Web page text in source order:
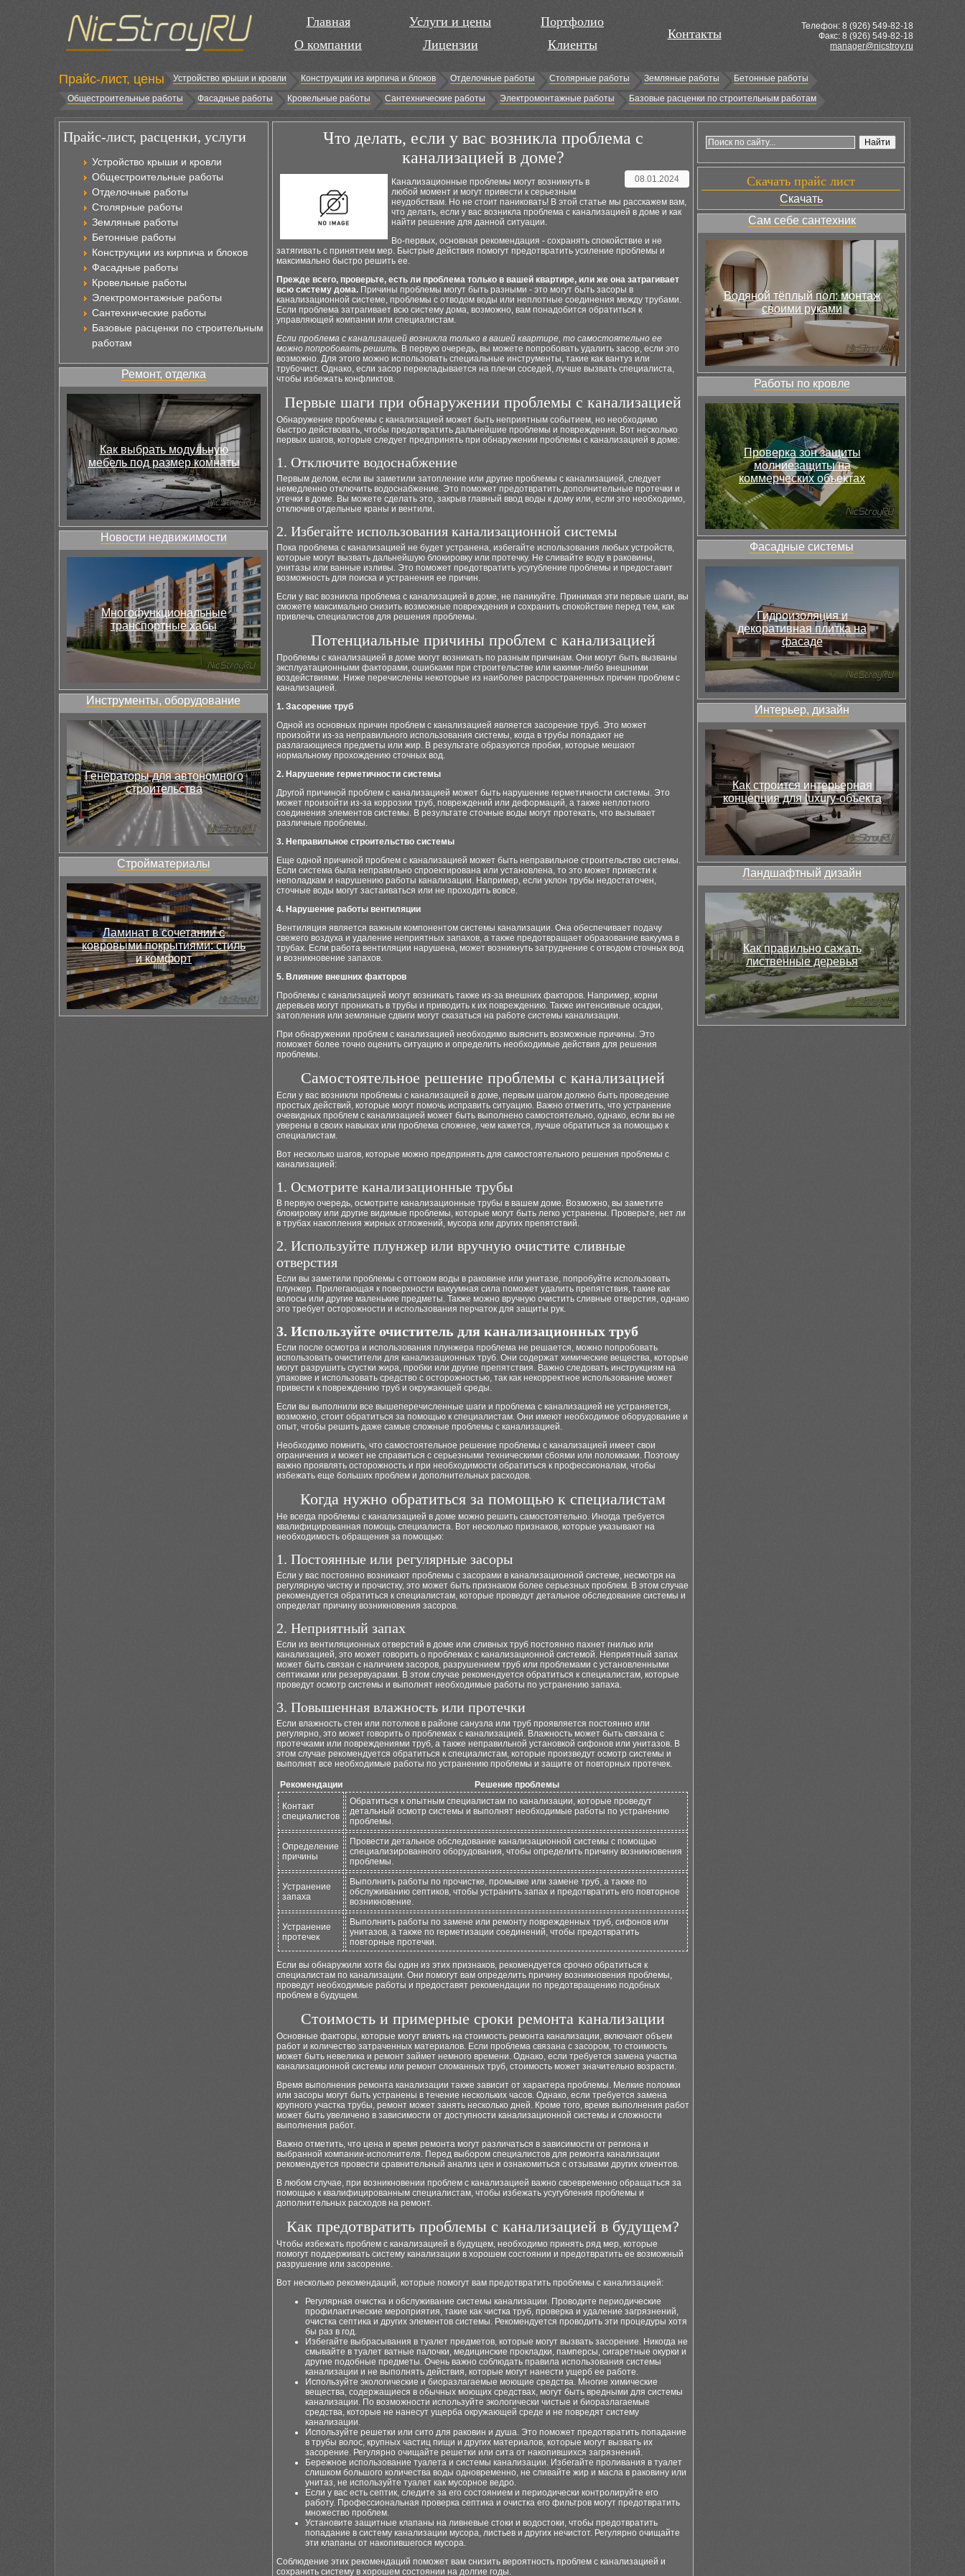
Главная
О компании
Услуги и цены
Лицензии
Портфолио
Клиенты
Контакты
Телефон: 8 (926) 549-82-18
Факс: 8 (926) 549-82-18
manager@nicstroy.ru
Прайс-лист, цены Устройство крыши и кровли Конструкции из кирпича и блоков Отделочные работы Столярные работы Земляные работы
Бетонные работы
Общестроительные работы
Фасадные работы Кровельные работы Сантехнические работы Электромонтажные работы Базовые расценки по строительным работам
Прайс-лист, расценки, услуги
Устройство крыши и кровли
Общестроительные работы
Отделочные работы
Столярные работы
Земляные работы
Бетонные работы
Конструкции из кирпича и блоков
Фасадные работы
Кровельные работы
Электромонтажные работы
Сантехнические работы
Базовые расценки по строительным
работам
Ремонт, отделка
Как выбрать модульную
мебель под размер комнаты
Новости недвижимости
Многофункциональные
транспортные хабы
Инструменты, оборудование
Генераторы для автономного
строительства
Стройматериалы
Ламинат в сочетании с
ковровыми покрытиями: стиль
и комфорт
Что делать, если у вас возникла проблема с
канализацией в доме?
08.01.2024
Канализационные проблемы могут возникнуть в
любой момент и могут привести к серьезным
неудобствам. Но не стоит паниковать! В этой статье мы расскажем вам,
что делать, если у вас возникла проблема с канализацией в доме и как
найти решение для данной ситуации.
Во-первых, основная рекомендация - сохранять спокойствие и не
затягивать с принятием мер. Быстрые действия помогут предотвратить усиление проблемы и
максимально быстро решить ее.
Прежде всего, проверьте, есть ли проблема только в вашей квартире, или же она затрагивает
всю систему дома. Причины проблемы могут быть разными - это могут быть засоры в
канализационной системе, проблемы с отводом воды или неплотные соединения между трубами.
Если проблема затрагивает всю систему дома, возможно, вам понадобится обратиться к
управляющей компании или специалистам.
Если проблема с канализацией возникла только в вашей квартире, то самостоятельно ее
можно попробовать решить. В первую очередь, вы можете попробовать удалить засор, если это
возможно. Для этого можно использовать специальные инструменты, такие как вантуз или
трубочист. Однако, если засор перекладывается на плечи соседей, лучше вызвать специалиста,
чтобы избежать конфликтов.
Первые шаги при обнаружении проблемы с канализацией
Обнаружение проблемы с канализацией может быть неприятным событием, но необходимо
быстро действовать, чтобы предотвратить дальнейшие проблемы и повреждения. Вот несколько
первых шагов, которые следует предпринять при обнаружении проблемы с канализацией в доме:
1. Отключите водоснабжение
Первым делом, если вы заметили затопление или другие проблемы с канализацией, следует
немедленно отключить водоснабжение. Это поможет предотвратить дополнительные протечки и
утечки в доме. Вы можете сделать это, закрыв главный ввод воды к дому или, если это необходимо,
отключив отдельные краны и вентили.
2. Избегайте использования канализационной системы
Пока проблема с канализацией не будет устранена, избегайте использования любых устройств,
которые могут вызвать дальнейшую блокировку или протечку. Не сливайте воду в раковины,
унитазы или ванные изливы. Это поможет предотвратить усугубление проблемы и предоставит
возможность для поиска и устранения ее причин.
Если у вас возникла проблема с канализацией в доме, не паникуйте. Принимая эти первые шаги, вы
сможете максимально снизить возможные повреждения и сохранить спокойствие перед тем, как
привлечь специалистов для решения проблемы.
Потенциальные причины проблем с канализацией
Проблемы с канализацией в доме могут возникать по разным причинам. Они могут быть вызваны
эксплуатационными факторами, ошибками при строительстве или какими-либо внешними
воздействиями. Ниже перечислены некоторые из наиболее распространенных причин проблем с
канализацией.
1. Засорение труб
Одной из основных причин проблем с канализацией является засорение труб. Это может
произойти из-за неправильного использования системы, когда в трубы попадают не
разлагающиеся предметы или жир. В результате образуются пробки, которые мешают
нормальному прохождению сточных вод.
2. Нарушение герметичности системы
Другой причиной проблем с канализацией может быть нарушение герметичности системы. Это
может произойти из-за коррозии труб, повреждений или деформаций, а также неплотного
соединения элементов системы. В результате сточные воды могут протекать, что вызывает
различные проблемы.
3. Неправильное строительство системы
Еще одной причиной проблем с канализацией может быть неправильное строительство системы.
Если система была неправильно спроектирована или установлена, то это может привести к
неполадкам и нарушению работы канализации. Например, если уклон трубы недостаточен,
сточные воды могут застаиваться или не проходить вовсе.
4. Нарушение работы вентиляции
Вентиляция является важным компонентом системы канализации. Она обеспечивает подачу
свежего воздуха и удаление неприятных запахов, а также предотвращает образование вакуума в
трубах. Если работа вентиляции нарушена, может возникнуть затруднение с отводом сточных вод
и возникновение запахов.
5. Влияние внешних факторов
Проблемы с канализацией могут возникать также из-за внешних факторов. Например, корни
деревьев могут проникать в трубы и приводить к их повреждению. Также интенсивные осадки,
затопления или земляные сдвиги могут сказаться на работе системы канализации.
При обнаружении проблем с канализацией необходимо выяснить возможные причины. Это
поможет более точно оценить ситуацию и определить необходимые действия для решения
проблемы.
Самостоятельное решение проблемы с канализацией
Если у вас возникли проблемы с канализацией в доме, первым шагом должно быть проведение
простых действий, которые могут помочь исправить ситуацию. Важно отметить, что устранение
очевидных проблем с канализацией может быть выполнено самостоятельно, однако, если вы не
уверены в своих навыках или проблема сложнее, чем кажется, лучше обратиться за помощью к
специалистам.
Вот несколько шагов, которые можно предпринять для самостоятельного решения проблемы с
канализацией:
1. Осмотрите канализационные трубы
В первую очередь, осмотрите канализационные трубы в вашем доме. Возможно, вы заметите
блокировку или другие видимые проблемы, которые могут быть легко устранены. Проверьте, нет ли
в трубах накопления жирных отложений, мусора или других препятствий.
2. Используйте плунжер или вручную очистите сливные
отверстия
Если вы заметили проблемы с оттоком воды в раковине или унитазе, попробуйте использовать
плунжер. Прилегающая к поверхности вакуумная сила поможет удалить препятствия, такие как
волосы или другие маленькие предметы. Также можно вручную очистить сливные отверстия, однако
это требует осторожности и использования перчаток для защиты рук.
3. Используйте очиститель для канализационных труб
Если после осмотра и использования плунжера проблема не решается, можно попробовать
использовать очистители для канализационных труб. Они содержат химические вещества, которые
могут разрушить сгустки жира, пробки или другие препятствия. Важно следовать инструкциям на
упаковке и использовать средство с осторожностью, так как некорректное использование может
привести к повреждению труб и окружающей среды.
Если вы выполнили все вышеперечисленные шаги и проблема с канализацией не устраняется,
возможно, стоит обратиться за помощью к специалистам. Они имеют необходимое оборудование и
опыт, чтобы решить даже самые сложные проблемы с канализацией.
Необходимо помнить, что самостоятельное решение проблемы с канализацией имеет свои
ограничения и может не справиться с серьезными техническими сбоями или поломками. Поэтому
важно проявлять осторожность и при необходимости обратиться к профессионалам, чтобы
избежать еще больших проблем и дополнительных расходов.
Когда нужно обратиться за помощью к специалистам
Не всегда проблемы с канализацией в доме можно решить самостоятельно. Иногда требуется
квалифицированная помощь специалиста. Вот несколько признаков, которые указывают на
необходимость обращения за помощью:
1. Постоянные или регулярные засоры
Если у вас постоянно возникают проблемы с засорами в канализационной системе, несмотря на
регулярную чистку и прочистку, это может быть признаком более серьезных проблем. В этом случае
рекомендуется обратиться к специалистам, которые проведут детальное обследование системы и
определат причину возникновения засоров.
2. Неприятный запах
Если из вентиляционных отверстий в доме или сливных труб постоянно пахнет гнилью или
канализацией, это может говорить о проблемах с канализационной системой. Неприятный запах
может быть связан с наличием засоров, разрушением труб или проблемами с установленными
септиками или резервуарами. В этом случае рекомендуется обратиться к специалистам, которые
проведут осмотр системы и выполнят необходимые работы по устранению запаха.
3. Повышенная влажность или протечки
Если влажность стен или потолков в районе санузла или труб проявляется постоянно или
регулярно, это может говорить о проблемах с канализацией. Влажность может быть связана с
протечками или повреждениями труб, а также неправильной установкой сифонов или унитазов. В
этом случае рекомендуется обратиться к специалистам, которые произведут осмотр системы и
выполнят все необходимые работы по устранению проблемы и защите от повторных протечек.
Рекомендации Решение проблемы
Контакт
специалистов
Обратиться к опытным специалистам по канализации, которые проведут
детальный осмотр системы и выполнят необходимые работы по устранению
проблемы.
Определение
причины
Провести детальное обследование канализационной системы с помощью
специализированного оборудования, чтобы определить причину возникновения
проблемы.
Устранение
запаха
Выполнить работы по прочистке, промывке или замене труб, а также по
обслуживанию септиков, чтобы устранить запах и предотвратить его повторное
возникновение.
Устранение
протечек
Выполнить работы по замене или ремонту поврежденных труб, сифонов или
унитазов, а также по герметизации соединений, чтобы предотвратить
повторные протечки.
Если вы обнаружили хотя бы один из этих признаков, рекомендуется срочно обратиться к
специалистам по канализации. Они помогут вам определить причину возникновения проблемы,
проведут необходимые работы и предоставят рекомендации по предотвращению подобных
проблем в будущем.
Стоимость и примерные сроки ремонта канализации
Основные факторы, которые могут влиять на стоимость ремонта канализации, включают объем
работ и количество затраченных материалов. Если проблема связана с засором, то стоимость
может быть невелика и ремонт займет немного времени. Однако, если требуется замена участка
канализационной системы или ремонт сломанных труб, стоимость может значительно возрасти.
Время выполнения ремонта канализации также зависит от характера проблемы. Мелкие поломки
или засоры могут быть устранены в течение нескольких часов. Однако, если требуется замена
крупного участка трубы, ремонт может занять несколько дней. Кроме того, время выполнения работ
может быть увеличено в зависимости от доступности канализационной системы и сложности
выполнения работ.
Важно отметить, что цена и время ремонта могут различаться в зависимости от региона и
выбранной компании-исполнителя. Перед выбором специалистов для ремонта канализации
рекомендуется провести сравнительный анализ цен и ознакомиться с отзывами других клиентов.
В любом случае, при возникновении проблем с канализацией важно своевременно обращаться за
помощью к квалифицированным специалистам, чтобы избежать усугубления проблемы и
дополнительных расходов на ремонт.
Как предотвратить проблемы с канализацией в будущем?
Чтобы избежать проблем с канализацией в будущем, необходимо принять ряд мер, которые
помогут поддерживать систему канализации в хорошем состоянии и предотвратить ее возможный
разрушение или засорение.
Вот несколько рекомендаций, которые помогут вам предотвратить проблемы с канализацией:
Регулярная очистка и обслуживание системы канализации. Проводите периодические
профилактические мероприятия, такие как чистка труб, проверка и удаление загрязнений,
очистка септика и других элементов системы. Рекомендуется проводить эти процедуры хотя
бы раз в год.
Избегайте выбрасывания в туалет предметов, которые могут вызвать засорение. Никогда не
смывайте в туалет ватные палочки, медицинские прокладки, памперсы, сигаретные окурки и
другие подобные предметы. Очень важно соблюдать правила использования системы
канализации и не выполнять действия, которые могут нанести ущерб ее работе.
Используйте экологические и биоразлагаемые моющие средства. Многие химические
вещества, содержащиеся в обычных моющих средствах, могут быть вредными для системы
канализации. По возможности используйте экологически чистые и биоразлагаемые
средства, которые не нанесут ущерба окружающей среде и не повредят систему
канализации.
Используйте решетки или сито для раковин и душа. Это поможет предотвратить попадание
в трубы волос, крупных частиц пищи и других материалов, которые могут вызвать их
засорение. Регулярно очищайте решетки или сита от накопившихся загрязнений.
Бережное использование туалета и системы канализации. Избегайте проливания в туалет
слишком большого количества воды одновременно, не сливайте жир и масла в раковину или
унитаз, не используйте туалет как мусорное ведро.
Если у вас есть септик, следите за его состоянием и периодически контролируйте его
работу. Профессиональная проверка септика и очистка его фильтров могут предотвратить
множество проблем.
Установите защитные клапаны на ливневые стоки и водостоки, чтобы предотвратить
попадание в систему канализации мусора, листьев и других нечистот. Регулярно очищайте
эти клапаны от накопившегося мусора.
Соблюдение этих рекомендаций поможет вам снизить вероятность проблем с канализацией и
сохранить систему в хорошем состоянии на долгие годы.
Скачать прайс лист
Скачать
Сам себе сантехник
Водяной тёплый пол: монтаж
своими руками
Работы по кровле
Проверка зон защиты
молниезащиты на
коммерческих объектах
Фасадные системы
Гидроизоляция и
декоративная плитка на
фасаде
Интерьер, дизайн
Как строится интерьерная
концепция для luxury-объекта
Ландшафтный дизайн
Как правильно сажать
лиственные деревья